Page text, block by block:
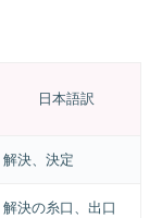
日本語訳
解決、決定
解決の糸口、出口